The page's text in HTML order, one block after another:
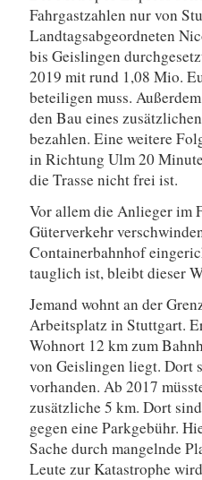
Fahrgastzahlen nur von
Landtagsabgeordneten
bis Geislingen
2019 mit rund 1,08 Mio.
beteiligen muss.
den Bau eines
bezahlen. Eine weitere
in Richtung Ulm 20
die Trasse nicht frei ist.
Vor allem die Anlieger im
Güterverkehr
Containerbahnhof
tauglich ist, bleibt dieser
Jemand wohnt an der
Arbeitsplatz in Stuttgart.
Wohnort 12 km zum
von Geislingen liegt. Dort
vorhanden. Ab 2017
zusätzliche 5 km. Dort
gegen eine Parkgebühr.
Sache durch mangelnde
Leute zur Katastrophe